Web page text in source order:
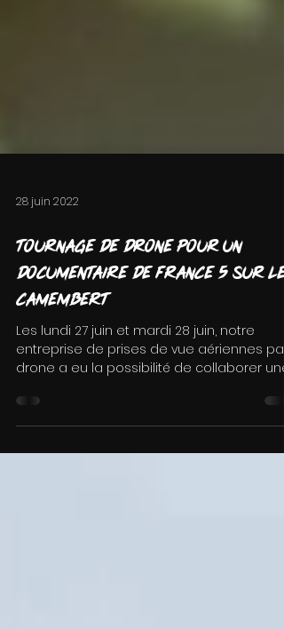
28 juin 2022
Tournage de drone pour un
documentaire de France 5 sur le
Camembert
Les lundi 27 juin et mardi 28 juin, notre
drone a eu la possibilité de collaborer une
nouvelle...